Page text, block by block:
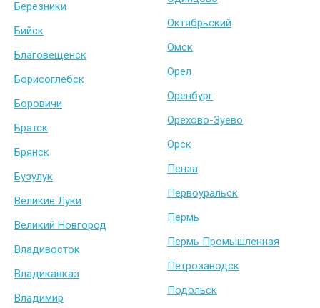
Березники
Бийск
Благовещенск
Борисоглебск
Боровичи
Братск
Брянск
Бузулук
Великие Луки
Великий Новгород
Владивосток
Владикавказ
Владимир
Октябрьский
Омск
Орел
Оренбург
Орехово-Зуево
Орск
Пенза
Первоуральск
Пермь
Пермь Промышленная
Петрозаводск
Подольск